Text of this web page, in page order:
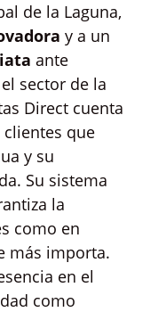
de la Laguna,
y a un
ante
sector de la
Direct cuenta
que
y su
Su sistema
la
como en
más importa.
en el
como